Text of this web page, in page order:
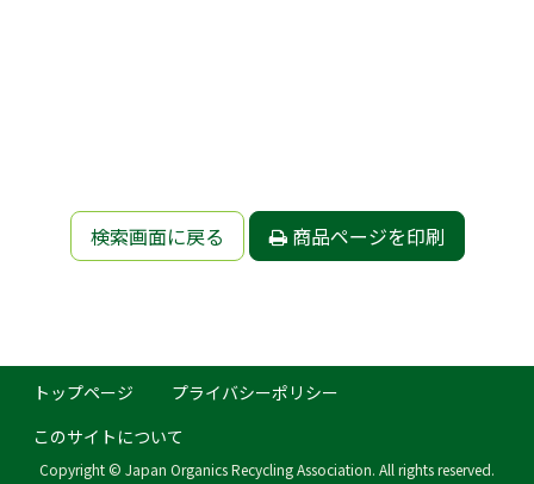
検索画面に戻る 商品ページを印刷
トップページ
プライバシーポリシー
このサイトについて
Copyright © Japan Organics Recycling Association. All rights reserved.